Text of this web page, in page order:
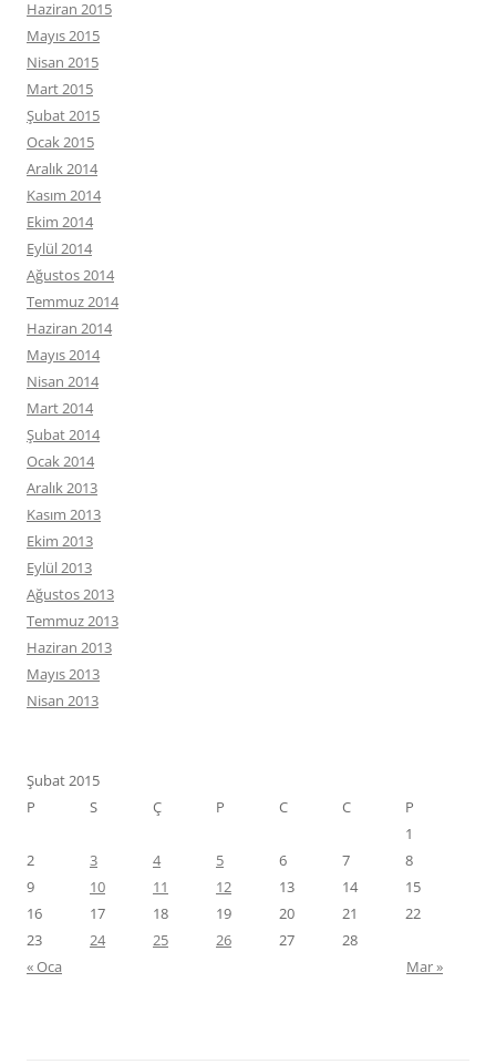
Haziran 2015
Mayıs 2015
Nisan 2015
Mart 2015
Şubat 2015
Ocak 2015
Aralık 2014
Kasım 2014
Ekim 2014
Eylül 2014
Ağustos 2014
Temmuz 2014
Haziran 2014
Mayıs 2014
Nisan 2014
Mart 2014
Şubat 2014
Ocak 2014
Aralık 2013
Kasım 2013
Ekim 2013
Eylül 2013
Ağustos 2013
Temmuz 2013
Haziran 2013
Mayıs 2013
Nisan 2013
Şubat 2015
P
S Ç P C C
P
1
2
3 4 5 6 7
8
9
10 11 12 13 14
15
16
17 18 19 20 21
22
23
24 25 26 27
28
« Oca
Mar »